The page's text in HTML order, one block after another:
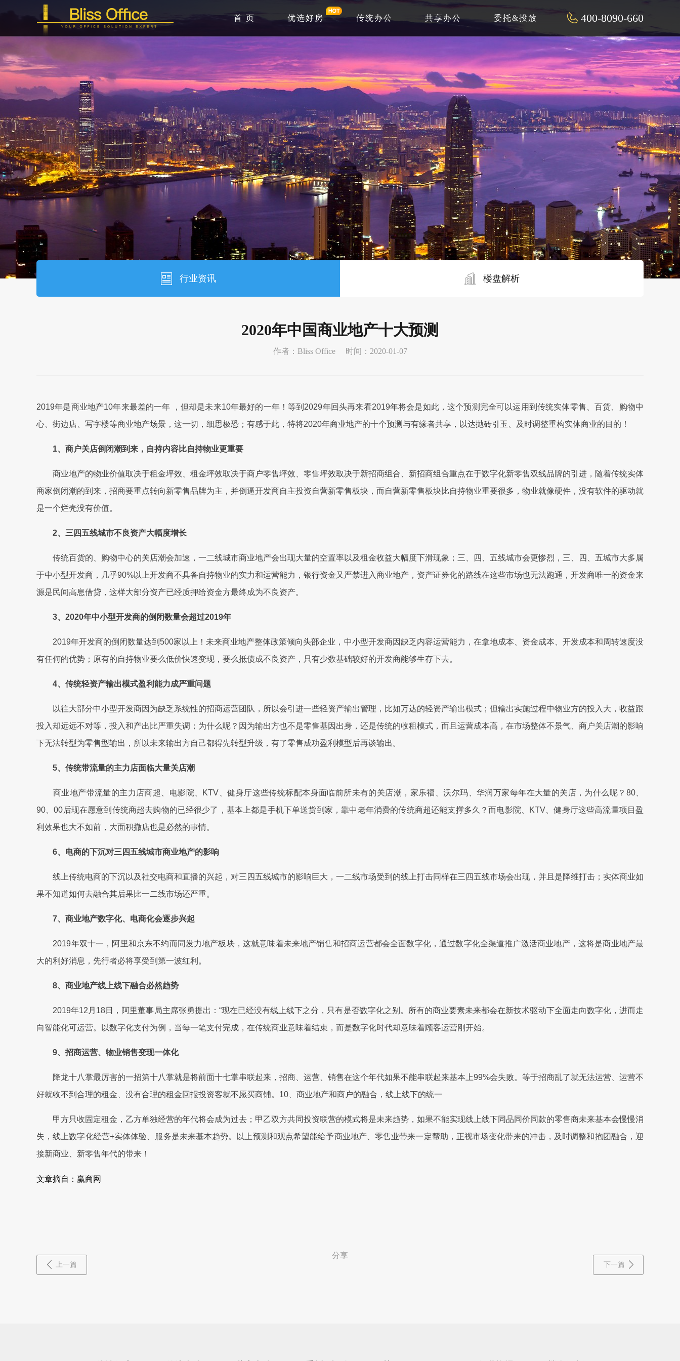
400-8090-660
首 页 优选好房 传统办公 共享办公 委托&投放
行业资讯 楼盘解析
2020年中国商业地产十大预测
作者：Bliss Office 时间：2020-01-07
2019年是商业地产10年来最差的一年 ，但却是未来10年最好的一年！等到2029年回头再来看2019年将会是如此，这个预测完全可以运用到传统实体零售、百货、购物中
心、街边店、写字楼等商业地产场景，这一切，细思极恐；有感于此，特将2020年商业地产的十个预测与有缘者共享，以达抛砖引玉、及时调整重构实体商业的目的！
1、商户关店倒闭潮到来，自持内容比自持物业更重要
商业地产的物业价值取决于租金坪效、租金坪效取决于商户零售坪效、零售坪效取决于新招商组合、新招商组合重点在于数字化新零售双线品牌的引进，随着传统实体
商家倒闭潮的到来，招商要重点转向新零售品牌为主，并倒逼开发商自主投资自营新零售板块，而自营新零售板块比自持物业重要很多，物业就像硬件，没有软件的驱动就
是一个烂壳没有价值。
2、三四五线城市不良资产大幅度增长
传统百货的、购物中心的关店潮会加速，一二线城市商业地产会出现大量的空置率以及租金收益大幅度下滑现象；三、四、五线城市会更惨烈，三、四、五城市大多属
于中小型开发商，几乎90%以上开发商不具备自持物业的实力和运营能力，银行资金又严禁进入商业地产，资产证券化的路线在这些市场也无法跑通，开发商唯一的资金来
源是民间高息借贷，这样大部分资产已经质押给资金方最终成为不良资产。
3、2020年中小型开发商的倒闭数量会超过2019年
2019年开发商的倒闭数量达到500家以上！未来商业地产整体政策倾向头部企业，中小型开发商因缺乏内容运营能力，在拿地成本、资金成本、开发成本和周转速度没
有任何的优势；原有的自持物业要么低价快速变现，要么抵债成不良资产，只有少数基础较好的开发商能够生存下去。
4、传统轻资产输出模式盈利能力成严重问题
以往大部分中小型开发商因为缺乏系统性的招商运营团队，所以会引进一些轻资产输出管理，比如万达的轻资产输出模式；但输出实施过程中物业方的投入大，收益跟
投入却远远不对等，投入和产出比严重失调；为什么呢？因为输出方也不是零售基因出身，还是传统的收租模式，而且运营成本高，在市场整体不景气、商户关店潮的影响
下无法转型为零售型输出，所以未来输出方自己都得先转型升级，有了零售成功盈利模型后再谈输出。
5、传统带流量的主力店面临大量关店潮
商业地产带流量的主力店商超、电影院、KTV、健身厅这些传统标配本身面临前所未有的关店潮，家乐福、沃尔玛、华润万家每年在大量的关店，为什么呢？80、
90、00后现在愿意到传统商超去购物的已经很少了，基本上都是手机下单送货到家，靠中老年消费的传统商超还能支撑多久？而电影院、KTV、健身厅这些高流量项目盈
利效果也大不如前，大面积撤店也是必然的事情。
6、电商的下沉对三四五线城市商业地产的影响
线上传统电商的下沉以及社交电商和直播的兴起，对三四五线城市的影响巨大，一二线市场受到的线上打击同样在三四五线市场会出现，并且是降维打击；实体商业如
果不知道如何去融合其后果比一二线市场还严重。
7、商业地产数字化、电商化会逐步兴起
2019年双十一，阿里和京东不约而同发力地产板块，这就意味着未来地产销售和招商运营都会全面数字化，通过数字化全渠道推广激活商业地产，这将是商业地产最
大的利好消息，先行者必将享受到第一波红利。
8、商业地产线上线下融合必然趋势
2019年12月18日，阿里董事局主席张勇提出：“现在已经没有线上线下之分，只有是否数字化之别。所有的商业要素未来都会在新技术驱动下全面走向数字化，进而走
向智能化可运营。以数字化支付为例，当每一笔支付完成，在传统商业意味着结束，而是数字化时代却意味着顾客运营刚开始。
9、招商运营、物业销售变现一体化
降龙十八掌最厉害的一招第十八掌就是将前面十七掌串联起来，招商、运营、销售在这个年代如果不能串联起来基本上99%会失败。等于招商乱了就无法运营、运营不
好就收不到合理的租金、没有合理的租金回报投资客就不愿买商铺。10、商业地产和商户的融合，线上线下的统一
甲方只收固定租金，乙方单独经营的年代将会成为过去；甲乙双方共同投资联营的模式将是未来趋势，如果不能实现线上线下同品同价同款的零售商未来基本会慢慢消
失，线上数字化经营+实体体验、服务是未来基本趋势。以上预测和观点希望能给予商业地产、零售业带来一定帮助，正视市场变化带来的冲击，及时调整和抱团融合，迎
接新商业、新零售年代的带来！
文章摘自：赢商网
分享
上一篇 下一篇